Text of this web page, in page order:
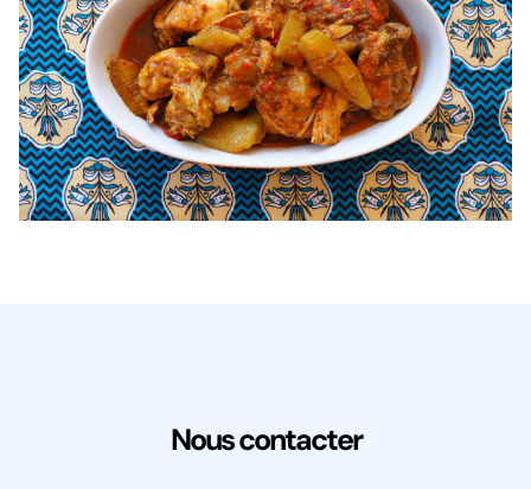
Nous contacter